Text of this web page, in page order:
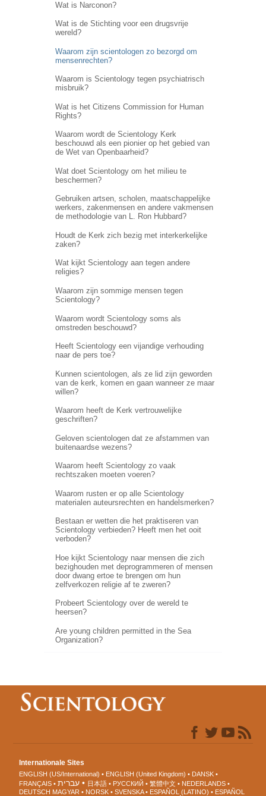
Wat is Narconon?
Wat is de Stichting voor een drugsvrije
wereld?
Waarom zijn scientologen zo bezorgd om
mensenrechten?
Waarom is Scientology tegen psychiatrisch
misbruik?
Wat is het Citizens Commission for Human
Rights?
Waarom wordt de Scientology Kerk
beschouwd als een pionier op het gebied van
de Wet van Openbaarheid?
Wat doet Scientology om het milieu te
beschermen?
Gebruiken artsen, scholen, maatschappelijke
werkers, zakenmensen en andere vakmensen
de methodologie van L. Ron Hubbard?
Houdt de Kerk zich bezig met interkerkelijke
zaken?
Wat kijkt Scientology aan tegen andere
religies?
Waarom zijn sommige mensen tegen
Scientology?
Waarom wordt Scientology soms als
omstreden beschouwd?
Heeft Scientology een vijandige verhouding
naar de pers toe?
Kunnen scientologen, als ze lid zijn geworden
van de kerk, komen en gaan wanneer ze maar
willen?
Waarom heeft de Kerk vertrouwelijke
geschriften?
Geloven scientologen dat ze afstammen van
buitenaardse wezens?
Waarom heeft Scientology zo vaak
rechtszaken moeten voeren?
Waarom rusten er op alle Scientology
materialen auteursrechten en handelsmerken?
Bestaan er wetten die het praktiseren van
Scientology verbieden? Heeft men het ooit
verboden?
Hoe kijkt Scientology naar mensen die zich
bezighouden met deprogrammeren of mensen
door dwang ertoe te brengen om hun
zelfverkozen religie af te zweren?
Probeert Scientology over de wereld te
heersen?
Are young children permitted in the Sea
Organization?
Internationale Sites
ENGLISH (US/International) ENGLISH (United Kingdom)
DANSK
FRANÇAIS
עברית 日本語 РУССКИЙ 繁體中文
NEDERLANDS
DEUTSCH MAGYAR NORSK SVENSKA ESPAÑOL (LATINO)
ESPAÑOL